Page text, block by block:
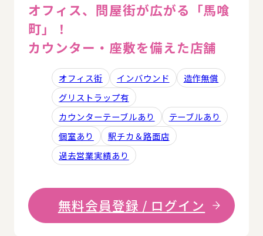
オフィス、問屋街が広がる「馬喰
町」！
カウンター・座敷を備えた店舗
オフィス街 インバウンド
造作無償
グリストラップ有
カウンターテーブルあり
テーブルあり
個室あり
駅チカ＆路面店
過去営業実績あり
無料会員登録 / ログイン